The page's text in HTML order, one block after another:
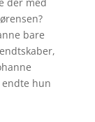
bare
endte hun